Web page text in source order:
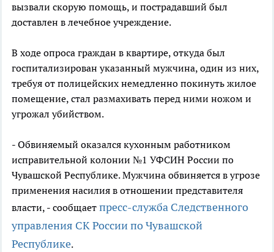
вызвали скорую помощь, и пострадавший был
доставлен в лечебное учреждение.
В ходе опроса граждан в квартире, откуда был
госпитализирован указанный мужчина, один из них,
требуя от полицейских немедленно покинуть жилое
помещение, стал размахивать перед ними ножом и
угрожал убийством.
- Обвиняемый оказался кухонным работником
исправительной колонии №1 УФСИН России по
Чувашской Республике. Мужчина обвиняется в угрозе
применения насилия в отношении представителя
власти, - сообщает пресс-служба Следственного
управления СК России по Чувашской
Республике.